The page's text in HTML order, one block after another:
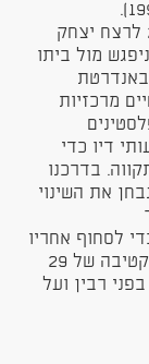
ביום ראשון, ה-3 לנובמבר, יום השנה ה-29 לרצח יצחק
מול ביתו
באנדרטת
מרכזיות
דיו כדי
בדרכנו
את השינוי
לסחוף אחריו
ציבור גדול בחזון השלום והתקווה. בפרפסקטיבה של 29
רבין ועל